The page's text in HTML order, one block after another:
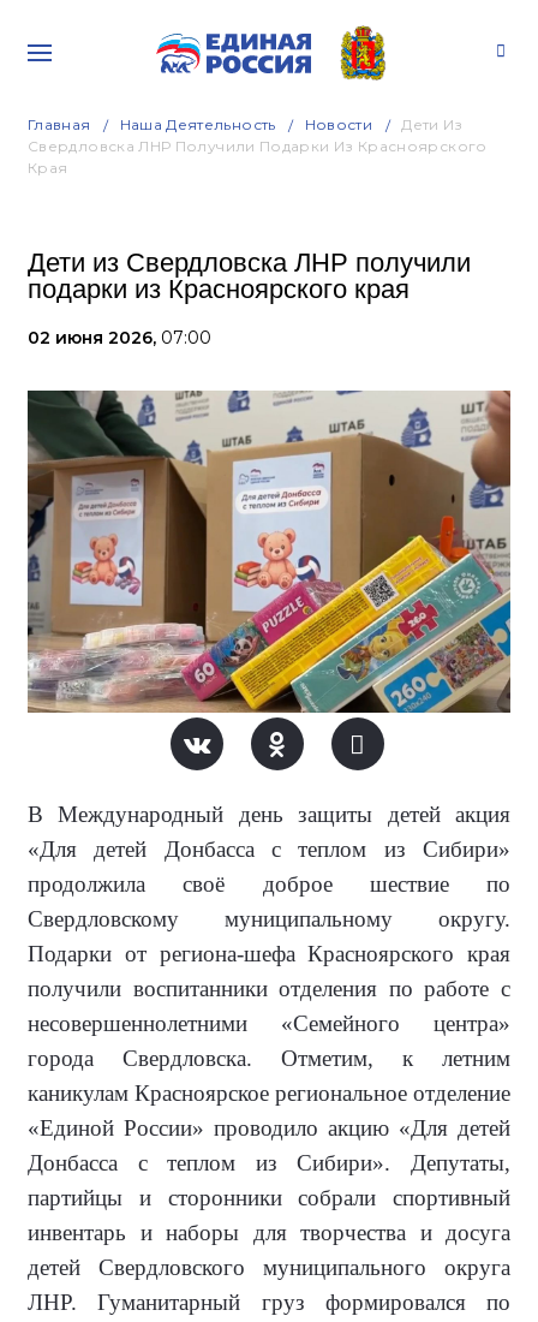
Главная Наша Деятельность Новости
Дети Из
Свердловска ЛНР Получили Подарки Из Красноярского
Края
Дети из Свердловска ЛНР получили
подарки из Красноярского края
02 июня 2026, 07:00
В Международный день защиты детей акция
«Для детей Донбасса с теплом из Сибири»
продолжила своё доброе шествие по
Свердловскому муниципальному округу.
Подарки от региона-шефа Красноярского края
получили воспитанники отделения по работе с
несовершеннолетними «Семейного центра»
города Свердловска. Отметим, к летним
каникулам Красноярское региональное отделение
«Единой России» проводило акцию «Для детей
Донбасса с теплом из Сибири». Депутаты,
партийцы и сторонники собрали спортивный
инвентарь и наборы для творчества и досуга
детей Свердловского муниципального округа
ЛНР. Гуманитарный груз формировался по